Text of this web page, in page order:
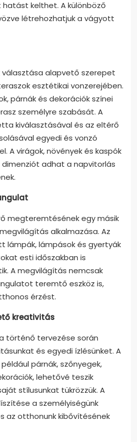
kelthet. A különböző
létrehozhatjuk a vágyott
választása alapvető szerepet
esztétikai vonzerejében.
párnák és dekorációk színei
személyre szabását. A
kiválasztásával és az eltérő
egyedi és vonzó
A virágok, növények és kaspók
adhat a napvitorlás
megteremtésének egy másik
alkalmazása. Az
lámpák, lámpások és gyertyák
esti időszakban is
A megvilágítás nemcsak
teremtő eszköz is,
érzést.
kreativitás
történő tervezése során
és egyedi ízlésünket. A
párnák, szőnyegek,
lehetővé teszik
stílusunkat tükrözzük. A
a személyiségünk
az otthonunk kibővítésének